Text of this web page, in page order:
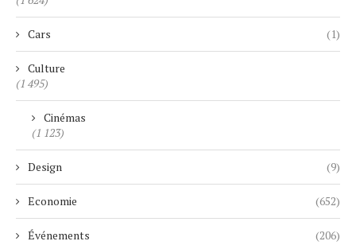
Cars (1)
Culture
(1 495)
Cinémas
(1 123)
Design (9)
Economie (652)
Événements (206)